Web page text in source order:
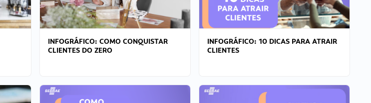
INFOGRÁFICO: COMO CONQUISTAR
CLIENTES DO ZERO
INFOGRÁFICO: 10 DICAS PARA ATRAIR
CLIENTES